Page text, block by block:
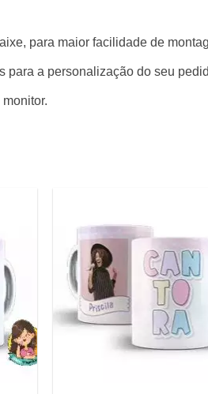
para maior facilidade de
para a personalização do seu